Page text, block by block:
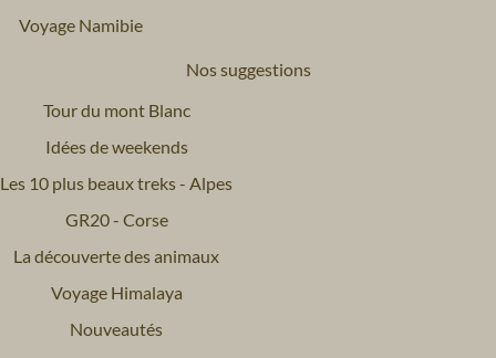
Voyage Namibie
Nos suggestions
Tour du mont Blanc
Idées de weekends
Les 10 plus beaux treks - Alpes
GR20 - Corse
La découverte des animaux
Voyage Himalaya
Nouveautés